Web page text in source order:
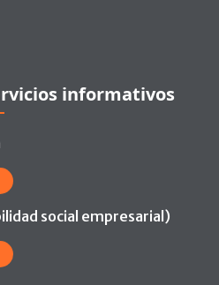
informativos
social empresarial)